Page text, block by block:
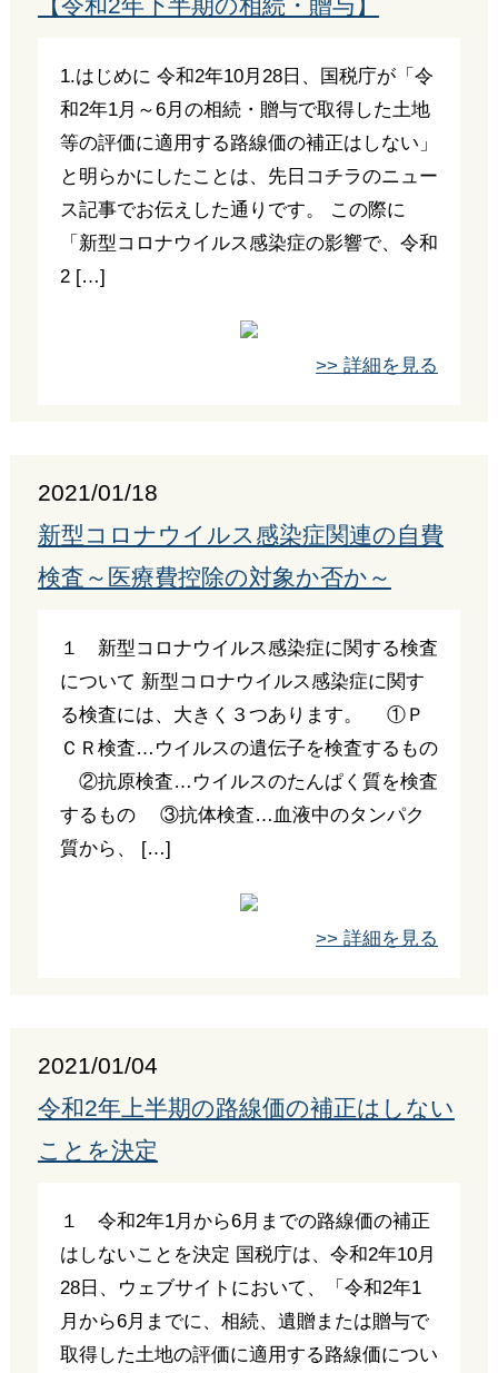
【令和2年下半期の相続・贈与】
1.はじめに 令和2年10月28日、国税庁が「令
和2年1月～6月の相続・贈与で取得した土地
等の評価に適用する路線価の補正はしない」
と明らかにしたことは、先日コチラのニュー
ス記事でお伝えした通りです。 この際に
「新型コロナウイルス感染症の影響で、令和
2 […]
>> 詳細を見る
2021/01/18
新型コロナウイルス感染症関連の自費
検査～医療費控除の対象か否か～
１ 新型コロナウイルス感染症に関する検査
について 新型コロナウイルス感染症に関す
る検査には、大きく３つあります。 ①Ｐ
ＣＲ検査…ウイルスの遺伝子を検査するもの
②抗原検査…ウイルスのたんぱく質を検査
するもの ③抗体検査…血液中のタンパク
質から、 […]
>> 詳細を見る
2021/01/04
令和2年上半期の路線価の補正はしない
ことを決定
１ 令和2年1月から6月までの路線価の補正
はしないことを決定 国税庁は、令和2年10月
28日、ウェブサイトにおいて、「令和2年1
月から6月までに、相続、遺贈または贈与で
取得した土地の評価に適用する路線価につい